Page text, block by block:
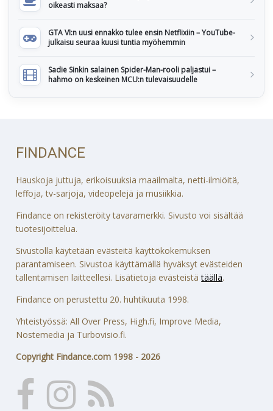
oikeasti maksaa?
GTA VI:n uusi ennakko tulee ensin Netflixiin – YouTube-
julkaisu seuraa kuusi tuntia myöhemmin
Sadie Sinkin salainen Spider-Man-rooli paljastui –
hahmo on keskeinen MCU:n tulevaisuudelle
FINDANCE
Hauskoja juttuja, erikoisuuksia maailmalta, netti-ilmiöitä,
leffoja, tv-sarjoja, videopelejä ja musiikkia.
Findance on rekisteröity tavaramerkki. Sivusto voi sisältää
tuotesijoittelua.
Sivustolla käytetään evästeitä käyttökokemuksen
parantamiseen. Sivustoa käyttämällä hyväksyt evästeiden
tallentamisen laitteellesi. Lisätietoja evästeistätäällä.
Findance on perustettu 20. huhtikuuta 1998.
Yhteistyössä: All Over Press, High.fi, Improve Media,
Nostemedia ja Turbovisio.fi.
Copyright Findance.com 1998 - 2026